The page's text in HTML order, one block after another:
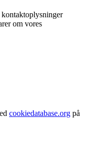
om vores
cookiedatabase.org på